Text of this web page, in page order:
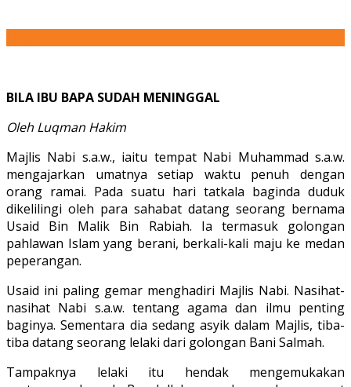
BILA IBU BAPA SUDAH MENINGGAL
Oleh Luqman Hakim
Majlis Nabi s.a.w., iaitu tempat Nabi Muhammad s.a.w.
mengajarkan umatnya setiap waktu penuh dengan
orang ramai. Pada suatu hari tatkala baginda duduk
dikelilingi oleh para sahabat datang seorang bernama
Usaid Bin Malik Bin Rabiah. Ia termasuk golongan
pahlawan Islam yang berani, berkali-kali maju ke medan
peperangan.
Usaid ini paling gemar menghadiri Majlis Nabi. Nasihat-
nasihat Nabi s.a.w. tentang agama dan ilmu penting
baginya. Sementara dia sedang asyik dalam Majlis, tiba-
tiba datang seorang lelaki dari golongan Bani Salmah.
Tampaknya lelaki itu hendak mengemukakan